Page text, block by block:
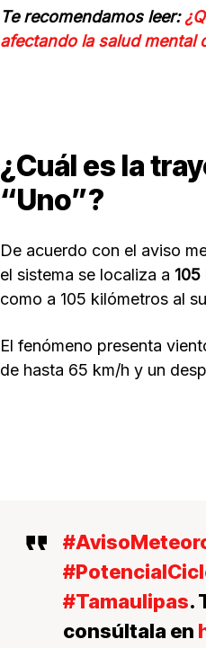
Te recomendamos leer:
afectando la salud mental
¿Cuál es la
“Uno”?
De acuerdo con el aviso
el sistema se localiza a
como a 105 kilómetros al
El fenómeno presenta
de hasta 65 km/h y un
#Tamaulipas.
consúltala en